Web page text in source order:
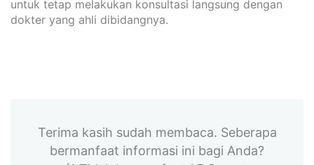
untuk tetap melakukan konsultasi langsung dengan
dokter yang ahli dibidangnya.
Terima kasih sudah membaca. Seberapa
bermanfaat informasi ini bagi Anda?